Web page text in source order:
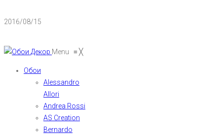
2016/08/15
Menu ≡╳
Обои
Alessandro
Allori
Andrea Rossi
AS Creation
Bernardo